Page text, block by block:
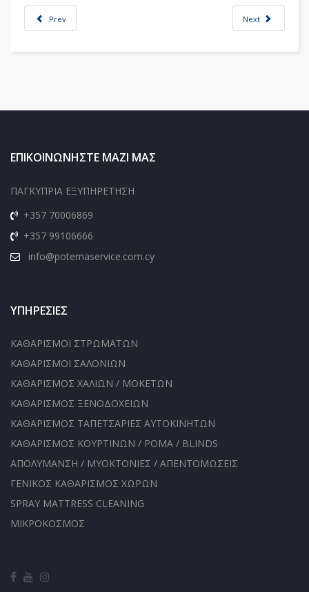
Prev Next
ΕΠΙΚΟΙΝΩΝΗΣΤΕ ΜΑΖΙ ΜΑΣ
ΠΑΓΚΥΠΡΙΑ ΕΞΥΠΗΡΕΤΗΣΗ
+357 70006869
+357 99106666
info@potemaservice.com.cy
ΥΠΗΡΕΣΙΕΣ
ΚΑΘΑΡΙΣΜΟΙ ΣΤΡΩΜΑΤΩΝ
ΚΑΘΑΡΙΣΜΟΙ ΣΑΛΟΝΙΩΝ
ΚΑΘΑΡΙΣΜΟΣ ΧΑΛΙΩΝ / ΜΟΚΕΤΩΝ
ΚΑΘΑΡΙΣΜΟΣ ΞΕΝΟΔΟΧΕΙΩΝ
ΚΑΘΑΡΙΣΜΟΣ ΤΑΠΕΤΣΑΡΙΕΣ ΑΥΤΟΚΙΝΗΤΩΝ
ΚΑΘΑΡΙΣΜΟΣ ΚΟΥΡΤΙΝΩΝ / ΡΟΜΑ / BLINDS
ΑΠΟΛΥΜΑΝΣΗ / ΜΥΟΚΤΟΝΙΕΣ / ΑΠΕΝΤΟΜΩΣΕΙΣ
ΓΕΝΙΚΟΣ ΚΑΘΑΡΙΣΜΟΣ ΧΩΡΩΝ
SPRAY MATTRESS CLEANING
ΜΙΚΡΟΚΟΣΜΟΣ